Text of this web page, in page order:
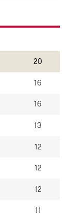
20
16
16
13
12
12
12
11